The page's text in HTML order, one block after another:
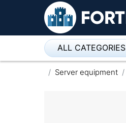
ALL CATEGORIES
Микрофон
Server equipment